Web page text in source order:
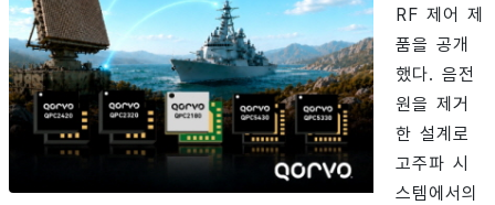
RF 제어 제
품을 공개
했다. 음전
원을 제거
한 설계로
고주파 시
스템에서의